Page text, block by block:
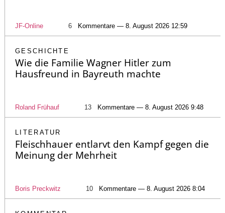
JF-Online 6 Kommentare — 8. August 2026 12:59
GESCHICHTE
Wie die Familie Wagner Hitler zum
Hausfreund in Bayreuth machte
Roland Frühauf 13 Kommentare — 8. August 2026 9:48
LITERATUR
Fleischhauer entlarvt den Kampf gegen die
Meinung der Mehrheit
Boris Preckwitz 10 Kommentare — 8. August 2026 8:04